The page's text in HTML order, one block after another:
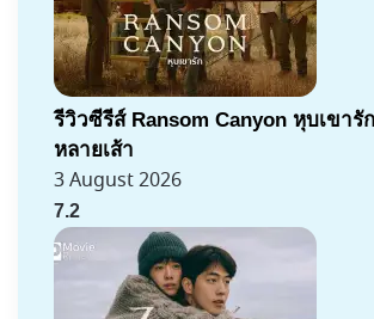
รีวิวซีรีส์ Ransom Canyon หุบเขา
หลายเส้า
3 August 2026
7.2